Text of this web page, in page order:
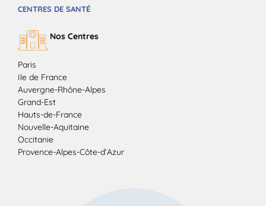
CENTRES DE SANTÉ
Nos Centres
Paris
Ile de France
Auvergne-Rhône-Alpes
Grand-Est
Hauts-de-France
Nouvelle-Aquitaine
Occitanie
Provence-Alpes-Côte-d’Azur